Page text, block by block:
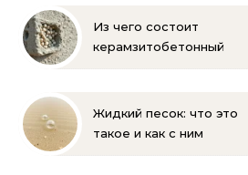
Из чего состоит
керамзитобетонный
Жидкий песок: что это
такое и как с ним